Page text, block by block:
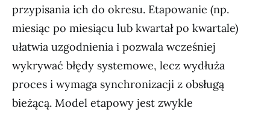
przypisania ich do okresu. Etapowanie (np.
miesiąc po miesiącu lub kwartał po kwartale)
ułatwia uzgodnienia i pozwala wcześniej
wykrywać błędy systemowe, lecz wydłuża
proces i wymaga synchronizacji z obsługą
bieżącą. Model etapowy jest zwykle